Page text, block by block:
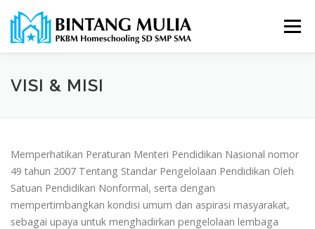
konten
Menu
VISI & MISI
Memperhatikan Peraturan Menteri Pendidikan Nasional nomor
49 tahun 2007 Tentang Standar Pengelolaan Pendidikan Oleh
Satuan Pendidikan Nonformal, serta dengan
mempertimbangkan kondisi umum dan aspirasi masyarakat,
sebagai upaya untuk menghadirkan pengelolaan lembaga